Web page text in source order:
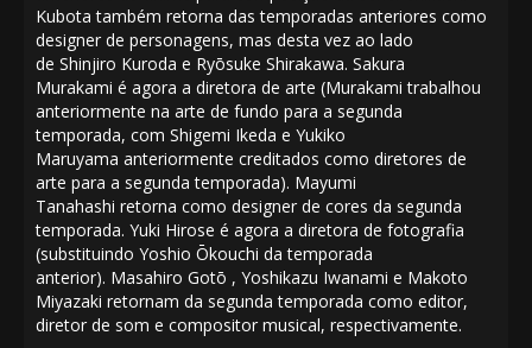
Kubota também retorna das temporadas anteriores como
designer de personagens, mas desta vez ao lado
de Shinjiro Kuroda e Ryōsuke Shirakawa. Sakura
Murakami é agora a diretora de arte (Murakami trabalhou
anteriormente na arte de fundo para a segunda
temporada, com Shigemi Ikeda e Yukiko
Maruyama anteriormente creditados como diretores de
arte para a segunda temporada). Mayumi
Tanahashi retorna como designer de cores da segunda
temporada. Yuki Hirose é agora a diretora de fotografia
(substituindo Yoshio Ōkouchi da temporada
anterior). Masahiro Gotō , Yoshikazu Iwanami e Makoto
Miyazaki retornam da segunda temporada como editor,
diretor de som e compositor musical, respectivamente.